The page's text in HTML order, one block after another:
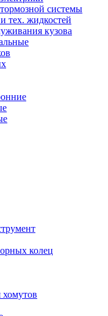
системы
тех. жидкостей
кузова
колец